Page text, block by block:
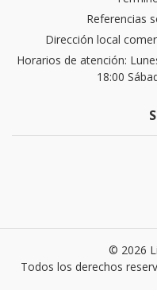
Referencias
Dirección local
Horarios de atención:
18:00
© 2026
Todos los derechos